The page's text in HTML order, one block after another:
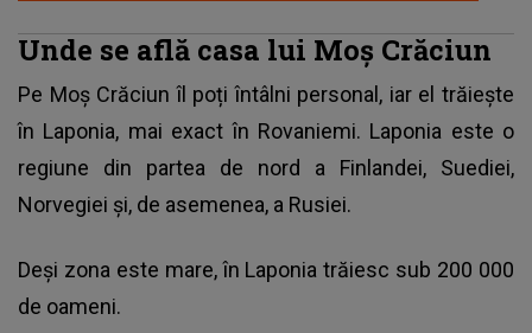
Unde se află casa lui Moș Crăciun
Pe Moș Crăciun îl poți întâlni personal, iar el trăiește
în Laponia, mai exact în Rovaniemi. Laponia este o
regiune din partea de nord a Finlandei, Suediei,
Norvegiei și, de asemenea, a Rusiei.
Deși zona este mare, în Laponia trăiesc sub 200 000
de oameni.